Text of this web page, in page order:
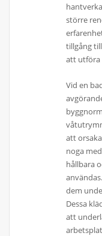
större
tillgång
att utföra
Vid en
att
noga
hållbara
dem
Dessa
att